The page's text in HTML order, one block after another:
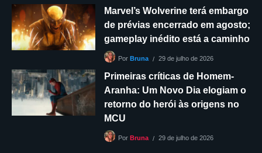
Marvel’s Wolverine terá embargo
de prévias encerrado em agosto;
gameplay inédito está a caminho
Por Bruna 29 de julho de 2026
Primeiras críticas de Homem-
Aranha: Um Novo Dia elogiam o
retorno do herói às origens no
MCU
Por Bruna 29 de julho de 2026